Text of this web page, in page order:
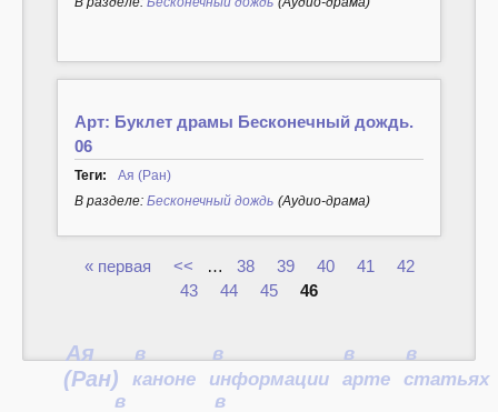
Арт: Буклет драмы Бесконечный дождь.
06
Теги:
Ая (Ран)
В разделе: Бесконечный дождь (Аудио-драма)
« первая << … 38 39 40 41
42
43
44 45 46
Ая
(Ран)
в
каноне
в
информации
в
арте
в
статьях
в
в